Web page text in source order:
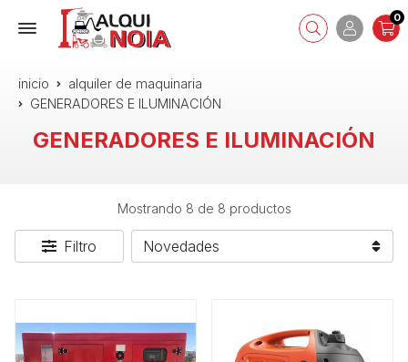
0
inicio
alquiler de maquinaria
GENERADORES E ILUMINACIÓN
GENERADORES E ILUMINACIÓN
Mostrando 8 de 8 productos
Filtro